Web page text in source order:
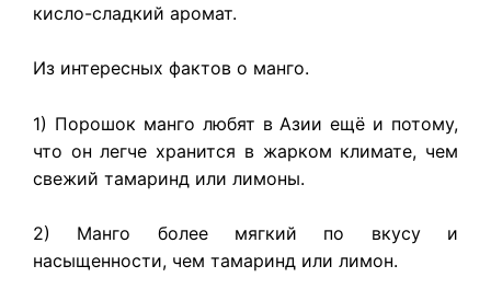
кисло-сладкий аромат.
Из интересных фактов о манго.
1) Порошок манго любят в Азии ещё и потому,
что он легче хранится в жарком климате, чем
свежий тамаринд или лимоны.
2) Манго более мягкий по вкусу и
насыщенности, чем тамаринд или лимон.